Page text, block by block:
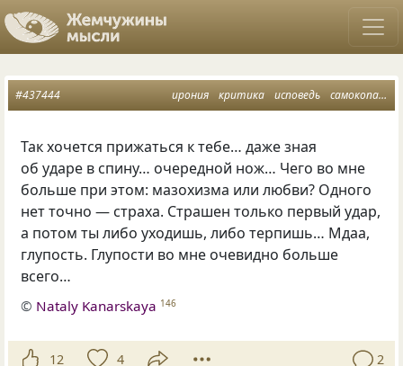
ирония критика исповедь самокопание
#437444
Так хочется прижаться к тебе… даже зная
об ударе в спину… очередной нож… Чего во мне
больше при этом: мазохизма или любви? Одного
нет точно — страха. Страшен только первый удар,
а потом ты либо уходишь, либо терпишь… Мдаа,
глупость. Глупости во мне очевидно больше
всего…
© Nataly Kanarskaya 146
12 4 2